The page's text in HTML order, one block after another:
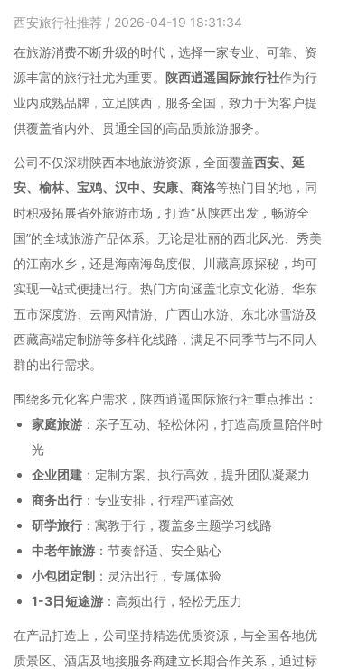
西安旅行社推荐 / 2026-04-19 18:31:34
在旅游消费不断升级的时代，选择一家专业、可靠、资
源丰富的旅行社尤为重要。 陕西逍遥国际旅行社作为行
业内成熟品牌，立足陕西，服务全国，致力于为客户提
供覆盖省内外、贯通全国的高品质旅游服务。
公司不仅深耕陕西本地旅游资源，全面覆盖西安、延
安、榆林、宝鸡、汉中、安康、商洛等热门目的地，同
时积极拓展省外旅游市场，打造“从陕西出发，畅游全
国”的全域旅游产品体系。无论是壮丽的西北风光、秀美
的江南水乡，还是海南海岛度假、川藏高原探秘，均可
实现一站式便捷出行。热门方向涵盖北京文化游、华东
五市深度游、云南风情游、广西山水游、东北冰雪游及
西藏高端定制游等多样化线路，满足不同季节与不同人
群的出行需求。
围绕多元化客户需求，陕西逍遥国际旅行社重点推出：
家庭旅游 ：亲子互动、轻松休闲，打造高质量陪伴时
光
企业团建 ：定制方案、执行高效，提升团队凝聚力
商务出行 ：专业安排，行程严谨高效
研学旅行 ：寓教于行，覆盖多主题学习线路
中老年旅游 ：节奏舒适、安全贴心
小包团定制 ：灵活出行，专属体验
1-3日短途游 ：高频出行，轻松无压力
在产品打造上，公司坚持精选优质资源，与全国各地优
质景区、酒店及地接服务商建立长期合作关系，通过标